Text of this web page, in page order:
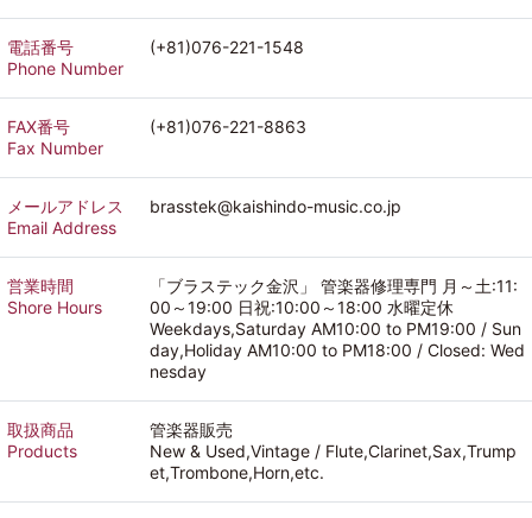
電話番号
Phone Number
(+81)076-221-1548
FAX番号
Fax Number
(+81)076-221-8863
メールアドレス
Email Address
brasstek@kaishindo-music.co.jp
営業時間
Shore Hours
「ブラステック金沢」 管楽器修理専門 月～土:11:
00～19:00 日祝:10:00～18:00 水曜定休
Weekdays,Saturday AM10:00 to PM19:00 / Sun
day,Holiday AM10:00 to PM18:00 / Closed: Wed
nesday
取扱商品
Products
管楽器販売
New & Used,Vintage / Flute,Clarinet,Sax,Trump
et,Trombone,Horn,etc.